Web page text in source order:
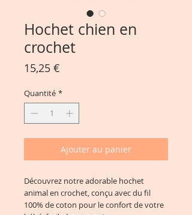
Hochet chien en
crochet
15,25 €
Quantité *
Ajouter au panier
Découvrez notre adorable hochet
animal en crochet, conçu avec du fil
100% de coton pour le confort de votre